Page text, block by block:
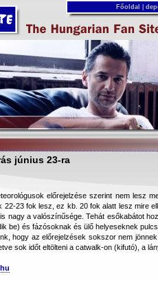
Főoldal
június 23-ra
előrejelzése szerint nem lesz
22-23 fok lesz, ez kb. 20 fok alatt lesz mire
nagy a valószínűsége. Tehát esőkabátot
be) és fázósoknak és ülő helyeseknek
hogy az előrejelzések sokszor nem
sok időt eltölteni a catwalk-on (kifutó), a